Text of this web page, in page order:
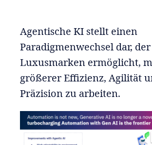
Agentische KI stellt einen
Paradigmenwechsel dar, der
Luxusmarken ermöglicht,
größerer Effizienz, Agilität
Präzision zu arbeiten.